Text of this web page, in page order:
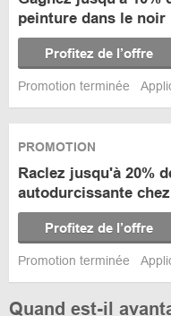
peinture dans le noir
Profitez de l’offre
Promotion terminée
PROMOTION
Raclez jusqu'à 20%
autodurcissante
Profitez de l’offre
Promotion terminée
Quand est-il